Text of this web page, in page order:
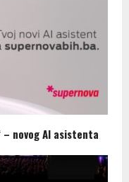
– novog AI asistenta